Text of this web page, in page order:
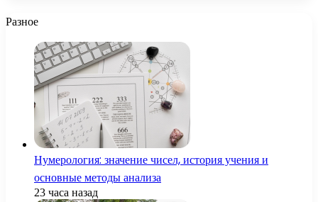
Разное
Нумерология: значение чисел, история учения и
основные методы анализа
23 часа назад